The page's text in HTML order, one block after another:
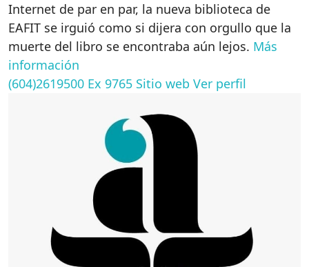
Internet de par en par, la nueva biblioteca de
EAFIT se irguió como si dijera con orgullo que la
muerte del libro se encontraba aún lejos. Más
información
(604)2619500 Ex 9765 Sitio web Ver perfil